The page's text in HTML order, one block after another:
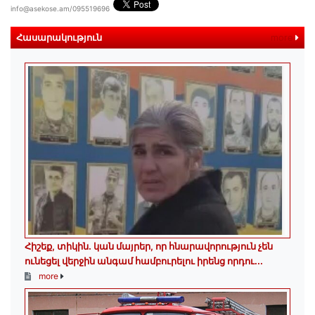
info@asekose.am/095519696
Հասարակություն more
Հիշեք, տիկին․ կան մայրեր, որ հնարավորություն չեն
ունեցել վերջին անգամ համբուրելու իրենց որդու...
more